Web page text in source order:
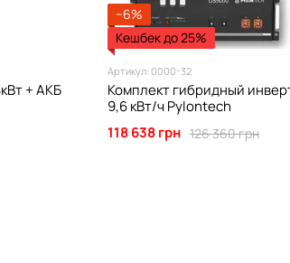
+ АКБ
−6%
Кешбек до 25%
Артикул: 0000-32
Комплект гибридный
9,6 кВт/ч Pylontech
126 360 грн
118 638 грн